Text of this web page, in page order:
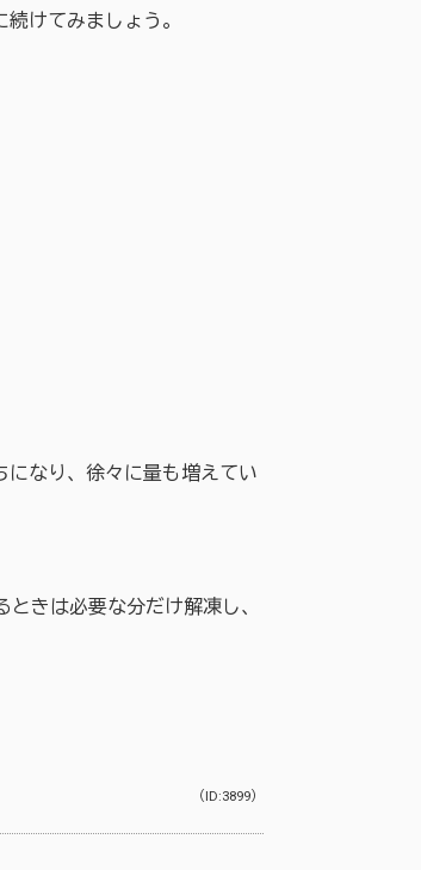
続けてみましょう。
なり、徐々に量も増えてい
きは必要な分だけ解凍し、
（ID:3899）